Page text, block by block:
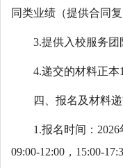
同类业绩（提供合同
3.提供入校服务团
4.递交的材料正本
四、报名及材料
1.报名时间：
09:00-12:00，15:00-